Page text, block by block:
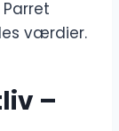
værdier.
–